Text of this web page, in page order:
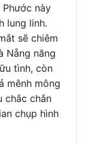
này
lung linh.
sẽ chiêm
Nẵng năng
tình, còn
mênh mông
chắc chắn
chụp hình